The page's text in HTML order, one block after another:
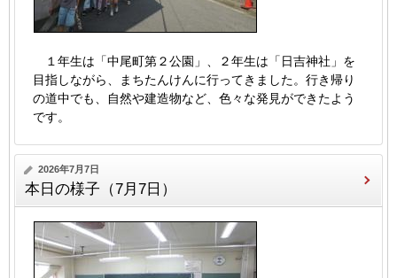
１年生は「中尾町第２公園」、２年生は「日吉神社」を
目指しながら、まちたんけんに行ってきました。行き帰り
の道中でも、自然や建造物など、色々な発見ができたよう
です。
2026年7月7日
本日の様子（7月7日）